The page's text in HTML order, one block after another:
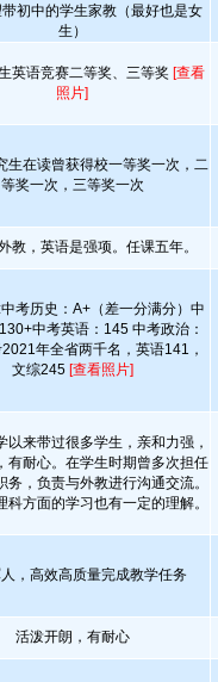
初中的学生家教（最好也是女
生）
英语竞赛二等奖、三等奖 [查看
照片]
生在读曾获得校一等奖一次，二
等奖一次，三等奖一次
教，英语是强项。任课五年。
考历史：A+（差一分满分）中
中考英语：145 中考政治：
年全省两千名，英语141，
文综245 [查看照片]
以来带过很多学生，亲和力强，
有耐心。在学生时期曾多次担任
务，负责与外教进行沟通交流。
科方面的学习也有一定的理解。
，高效高质量完成教学任务
活泼开朗，有耐心